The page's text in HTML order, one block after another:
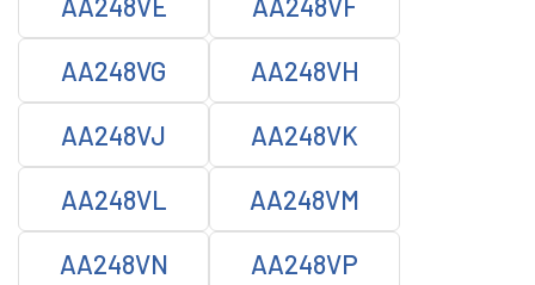
AA248VG AA248VH
AA248VJ AA248VK
AA248VL AA248VM
AA248VN AA248VP